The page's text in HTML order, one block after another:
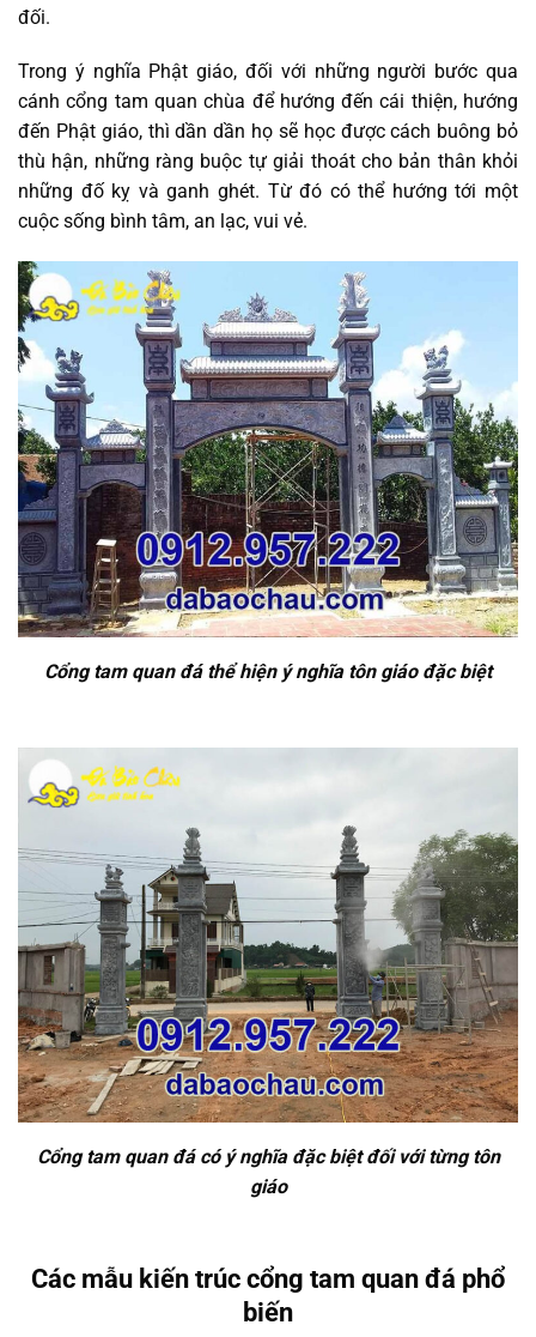
đối.
Trong ý nghĩa Phật giáo, đối với những người bước qua
cánh cổng tam quan chùa để hướng đến cái thiện, hướng
đến Phật giáo, thì dần dần họ sẽ học được cách buông bỏ
thù hận, những ràng buộc tự giải thoát cho bản thân khỏi
những đố kỵ và ganh ghét. Từ đó có thể hướng tới một
cuộc sống bình tâm, an lạc, vui vẻ.
Cổng tam quan đá thể hiện ý nghĩa tôn giáo đặc biệt
Cổng tam quan đá có ý nghĩa đặc biệt đối với từng tôn
giáo
Các mẫu kiến trúc cổng tam quan đá phổ
biến